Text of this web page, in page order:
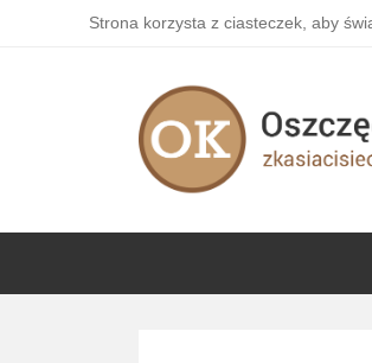
Strona korzysta z ciasteczek, aby